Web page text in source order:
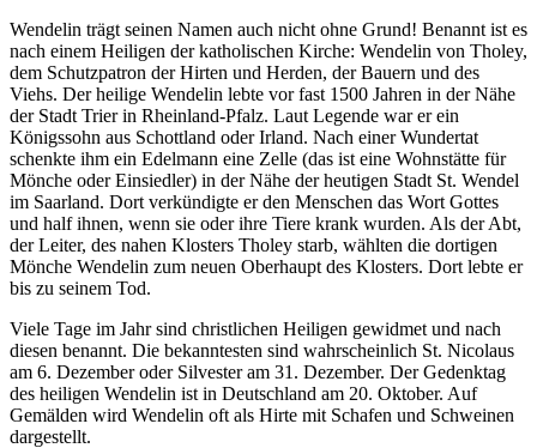
Wendelin trägt seinen Namen auch nicht ohne Grund! Benannt ist es
nach einem Heiligen der katholischen Kirche: Wendelin von Tholey,
dem Schutzpatron der Hirten und Herden, der Bauern und des
Viehs. Der heilige Wendelin lebte vor fast 1500 Jahren in der Nähe
der Stadt Trier in Rheinland-Pfalz. Laut Legende war er ein
Königssohn aus Schottland oder Irland. Nach einer Wundertat
schenkte ihm ein Edelmann eine Zelle (das ist eine Wohnstätte für
Mönche oder Einsiedler) in der Nähe der heutigen Stadt St. Wendel
im Saarland. Dort verkündigte er den Menschen das Wort Gottes
und half ihnen, wenn sie oder ihre Tiere krank wurden. Als der Abt,
der Leiter, des nahen Klosters Tholey starb, wählten die dortigen
Mönche Wendelin zum neuen Oberhaupt des Klosters. Dort lebte er
bis zu seinem Tod.
Viele Tage im Jahr sind christlichen Heiligen gewidmet und nach
diesen benannt. Die bekanntesten sind wahrscheinlich St. Nicolaus
am 6. Dezember oder Silvester am 31. Dezember. Der Gedenktag
des heiligen Wendelin ist in Deutschland am 20. Oktober. Auf
Gemälden wird Wendelin oft als Hirte mit Schafen und Schweinen
dargestellt.